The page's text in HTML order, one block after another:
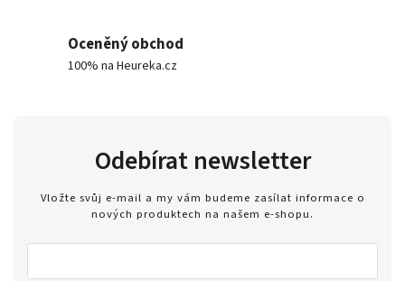
Oceněný obchod
100% na Heureka.cz
Odebírat newsletter
Vložte svůj e-mail a my vám budeme zasílat informace o
nových produktech na našem e-shopu.